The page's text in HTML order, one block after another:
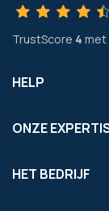
TrustScore 4 met
HELP
ONZE
HET BEDRIJF